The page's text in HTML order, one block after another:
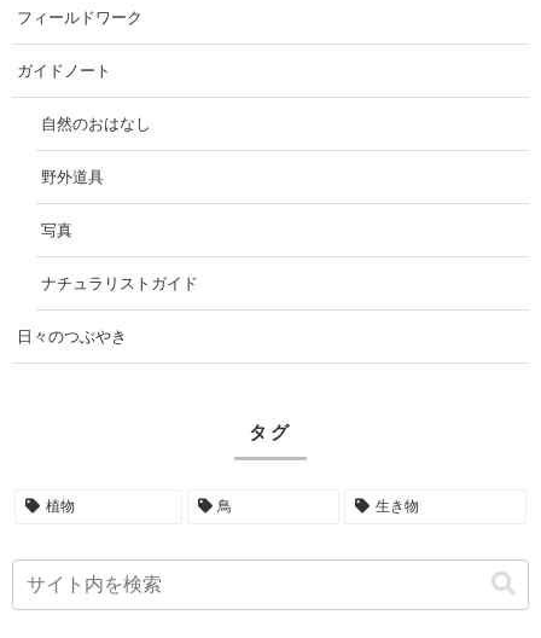
フィールドワーク
ガイドノート
自然のおはなし
野外道具
写真
ナチュラリストガイド
日々のつぶやき
タグ
植物 鳥 生き物